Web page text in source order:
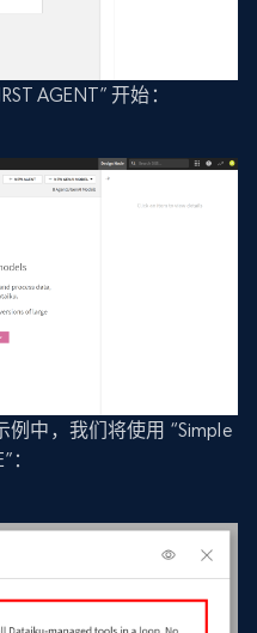
AGENT” 开始：
中，我们将使用 “Simple
：